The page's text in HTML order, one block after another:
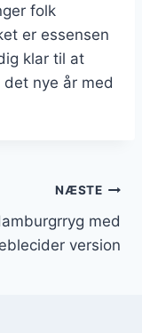
folk
er essensen
klar til at
nye år med
NÆSTE
med
version